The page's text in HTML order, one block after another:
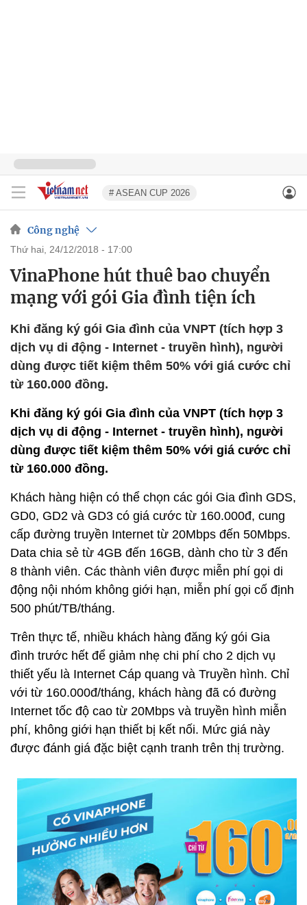
# ASEAN CUP 2026
Công nghệ
thứ hai, 24/12/2018 - 17:00
VinaPhone hút thuê bao chuyển
mạng với gói Gia đình tiện ích
Khi đăng ký gói Gia đình của VNPT (tích hợp 3
dịch vụ di động - Internet - truyền hình), người
dùng được tiết kiệm thêm 50% với giá cước chỉ
từ 160.000 đồng.
Khi đăng ký gói Gia đình của VNPT (tích hợp 3
dịch vụ di động - Internet - truyền hình), người
dùng được tiết kiệm thêm 50% với giá cước chỉ
từ 160.000 đồng.
Khách hàng hiện có thể chọn các gói Gia đình GDS,
GD0, GD2 và GD3 có giá cước từ 160.000đ, cung
cấp đường truyền Internet từ 20Mbps đến 50Mbps.
Data chia sẻ từ 4GB đến 16GB, dành cho từ 3 đến
8 thành viên. Các thành viên được miễn phí gọi di
động nội nhóm không giới hạn, miễn phí gọi cố định
500 phút/TB/tháng.
Trên thực tế, nhiều khách hàng đăng ký gói Gia
đình trước hết để giảm nhẹ chi phí cho 2 dịch vụ
thiết yếu là Internet Cáp quang và Truyền hình. Chỉ
với từ 160.000đ/tháng, khách hàng đã có đường
Internet tốc độ cao từ 20Mbps và truyền hình miễn
phí, không giới hạn thiết bị kết nối. Mức giá này
được đánh giá đặc biệt cạnh tranh trên thị trường.